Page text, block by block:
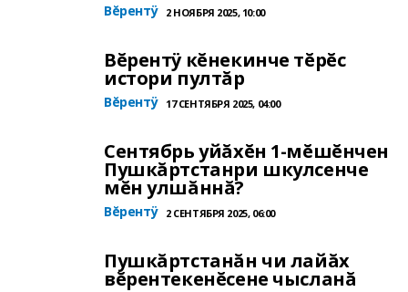
Вĕрентÿ 2 НОЯБРЯ 2025, 10:00
Вĕрентÿ кĕнекинче тĕрĕс
истори пултăр
Вĕрентÿ 17 СЕНТЯБРЯ 2025, 04:00
Сентябрь уйăхĕн 1-мĕшĕнчен
Пушкăртстанри шкулсенче
мĕн улшăннă?
Вĕрентÿ 2 СЕНТЯБРЯ 2025, 06:00
Пушкăртстанăн чи лайăх
вĕрентекенĕсене чысланă